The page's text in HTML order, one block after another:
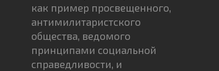
как пример просвещенного,
антимилитаристского
общества, ведомого
принципами социальной
справедливости, и